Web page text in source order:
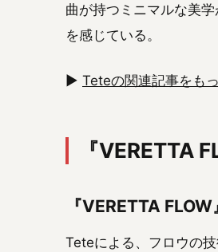
曲が持つミニマルな美
を感じている。
▶︎ Teteの関連記事をも
『VERETTA
『VERETTA
Teteによる、フロウの